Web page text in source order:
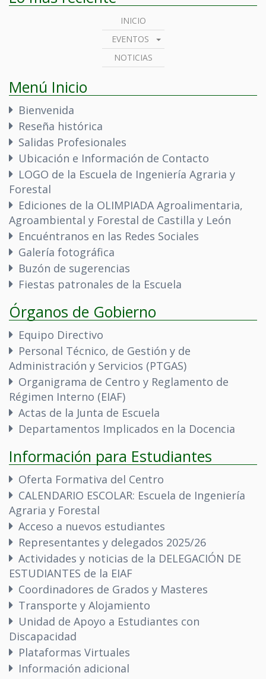
INICIO
EVENTOS
NOTICIAS
Menú Inicio
Bienvenida
Reseña histórica
Salidas Profesionales
Ubicación e Información de Contacto
LOGO de la Escuela de Ingeniería Agraria y
Forestal
Ediciones de la OLIMPIADA Agroalimentaria,
Agroambiental y Forestal de Castilla y León
Encuéntranos en las Redes Sociales
Galería fotográfica
Buzón de sugerencias
Fiestas patronales de la Escuela
Órganos de Gobierno
Equipo Directivo
Personal Técnico, de Gestión y de
Administración y Servicios (PTGAS)
Organigrama de Centro y Reglamento de
Régimen Interno (EIAF)
Actas de la Junta de Escuela
Departamentos Implicados en la Docencia
Información para Estudiantes
Oferta Formativa del Centro
CALENDARIO ESCOLAR: Escuela de Ingeniería
Agraria y Forestal
Acceso a nuevos estudiantes
Representantes y delegados 2025/26
Actividades y noticias de la DELEGACIÓN DE
ESTUDIANTES de la EIAF
Coordinadores de Grados y Masteres
Transporte y Alojamiento
Unidad de Apoyo a Estudiantes con
Discapacidad
Plataformas Virtuales
Información adicional